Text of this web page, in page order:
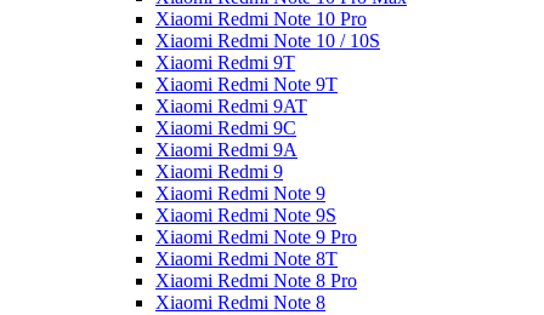
Xiaomi Redmi Note 10 Pro
Xiaomi Redmi Note 10 / 10S
Xiaomi Redmi 9T
Xiaomi Redmi Note 9T
Xiaomi Redmi 9AT
Xiaomi Redmi 9C
Xiaomi Redmi 9A
Xiaomi Redmi 9
Xiaomi Redmi Note 9
Xiaomi Redmi Note 9S
Xiaomi Redmi Note 9 Pro
Xiaomi Redmi Note 8T
Xiaomi Redmi Note 8 Pro
Xiaomi Redmi Note 8